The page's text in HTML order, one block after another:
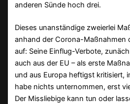
anderen Sünde hoch drei.
Dieses unanständige zweierlei
anhand der Corona-Maßnahmen
auf: Seine Einflug-Verbote,
auch aus der EU – als erste
und aus Europa heftigst kritisiert,
habe nichts unternommen, erst
Der Missliebige kann tun oder